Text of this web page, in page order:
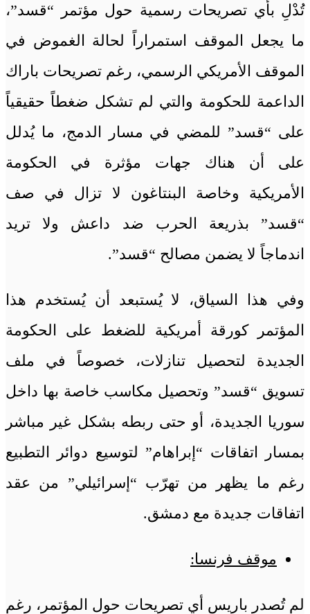
تُدْلِ بأي تصريحات رسمية حول مؤتمر “قسد”،
ما يجعل الموقف استمراراً لحالة الغموض في
الموقف الأمريكي الرسمي، رغم تصريحات باراك
الداعمة للحكومة والتي لم تشكل ضغطاً حقيقياً
على “قسد” للمضي في مسار الدمج، ما يُدلل
على أن هناك جهات مؤثرة في الحكومة
الأمريكية وخاصة البنتاغون لا تزال في صف
“قسد” بذريعة الحرب ضد داعش ولا تريد
اندماجاً لا يضمن مصالح “قسد”.
وفي هذا السياق، لا يُستبعد أن يُستخدم هذا
المؤتمر كورقة أمريكية للضغط على الحكومة
الجديدة لتحصيل تنازلات، خصوصاً في ملف
تسويق “قسد” وتحصيل مكاسب خاصة بها داخل
سوريا الجديدة، أو حتى ربطه بشكل غير مباشر
بمسار اتفاقات “إبراهام” لتوسيع دوائر التطبيع
رغم ما يظهر من تهرّب “إسرائيلي” من عقد
اتفاقات جديدة مع دمشق.
موقف فرنسا:
لم تُصدر باريس أي تصريحات حول المؤتمر، رغم